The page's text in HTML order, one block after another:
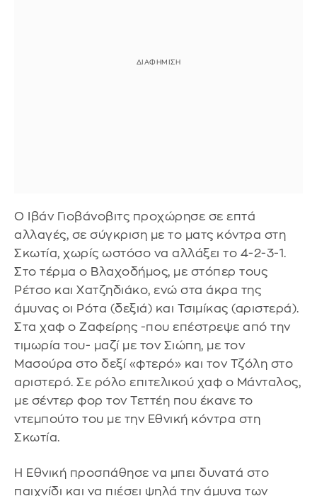
Ο Ιβάν Γιοβάνοβιτς προχώρησε σε επτά
αλλαγές, σε σύγκριση με το ματς κόντρα στη
Σκωτία, χωρίς ωστόσο να αλλάξει το 4-2-3-1.
Στο τέρμα ο Βλαχοδήμος, με στόπερ τους
Ρέτσο και Χατζηδιάκο, ενώ στα άκρα της
άμυνας οι Ρότα (δεξιά) και Τσιμίκας (αριστερά).
Στα χαφ ο Ζαφείρης -που επέστρεψε από την
τιμωρία του- μαζί με τον Σιώπη, με τον
Μασούρα στο δεξί «φτερό» και τον Τζόλη στο
αριστερό. Σε ρόλο επιτελικού χαφ ο Μάνταλος,
με σέντερ φορ τον Τεττέη που έκανε το
ντεμπούτο του με την Εθνική κόντρα στη
Σκωτία.
Η Εθνική προσπάθησε να μπει δυνατά στο
παιχνίδι και να πιέσει ψηλά την άμυνα των